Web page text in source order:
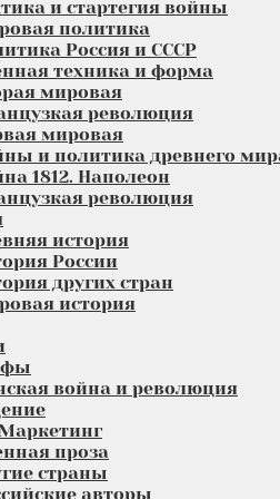
и стартегия войны
политика
Россия и СССР
техника и форма
мировая
революция
мировая
и политика древнего
1812. Наполеон
революция
история
России
других стран
история
война и революция
проза
страны
авторы